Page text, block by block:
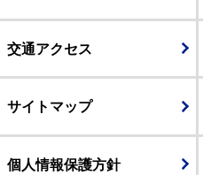
交通アクセス
サイトマップ
個人情報保護方針